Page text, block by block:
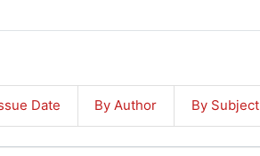
Date By Author By Subject